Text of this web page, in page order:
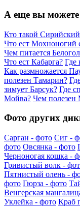
А еще вы можете
Кто такой
Что ест Мохноногий
Чем питается
Что ест Кабарга? Где
Как размножается
полезен Тамарин?
зимует Барсук? Где
Мойва? Чем полезен
Фото других
Сарган - фото Сиг -
фото Овсянка - фото
Черноногая кошка -
Гривистый волк -
Пятнистый олень -
фото Гюрза - фото
Венгерская
Уклейка - фото Краб